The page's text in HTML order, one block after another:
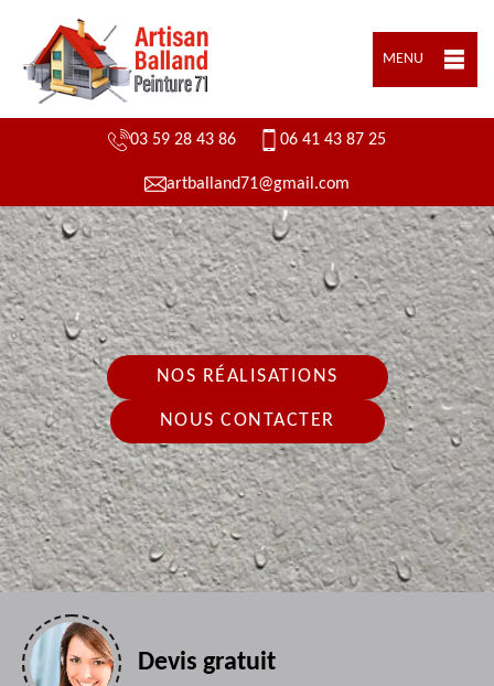
MENU
03 59 28 43 86 06 41 43 87 25
artballand71@gmail.com
NOS RÉALISATIONS
NOUS CONTACTER
Devis gratuit